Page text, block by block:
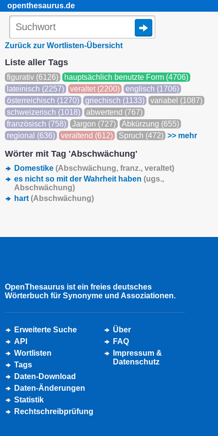
openthesaurus.de
Zurück zur Wortlisten-Übersicht
Liste aller Tags
figurativ (6126)
hauptsächlich benutzte Form (4706)
lateinisch (2257)
veraltet (2200)
englisch (1706)
österreichisch (1270)
griechisch (1133)
variabel (1087)
schweizerisch (1018)
abwertend (767)
französisch (758)
Jargon (727)
Abkürzung (655)
regional (636)
veraltend (612) Spruch (472) >> mehr
Wörter mit Tag 'Abschwächung'
Domestike (Abschwächung, franz., veraltet)
es nicht so mit der Wahrheit haben (ugs.,
Abschwächung)
hart (Abschwächung)
OpenThesaurus ist ein freies deutsches
Wörterbuch für Synonyme und Assoziationen.
Erweiterte Suche
API
Wortlisten
Tags
Daten-Download
Daten-Änderungen
Statistik
Rechtschreibprüfung
Über
FAQ
Impressum &
Datenschutz